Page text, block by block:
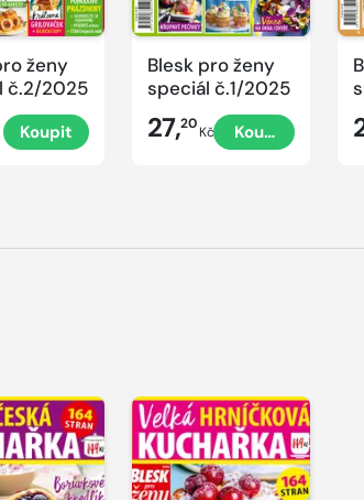
ženy
č.2/2025
Koupit
Blesk pro ženy
speciál č.1/2025
27,20Kč Koupit